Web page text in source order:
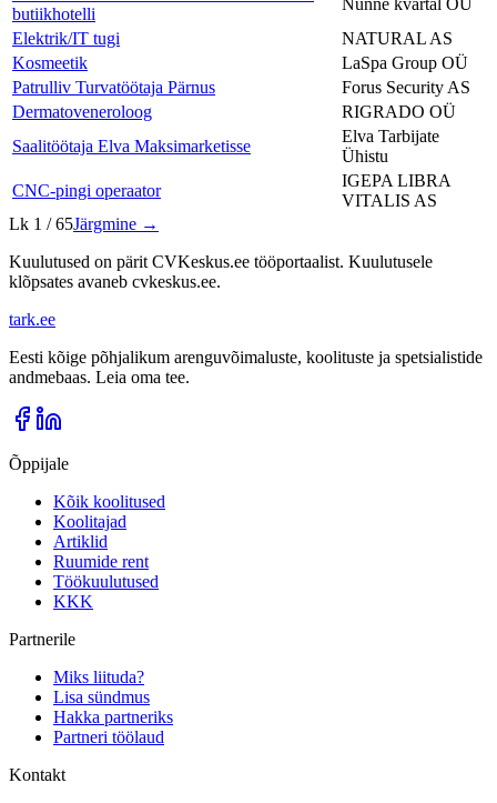
butiikhotelli
Elektrik/IT tugi
NATURAL AS
Kosmeetik
LaSpa Group OÜ
Patrulliv Turvatöötaja Pärnus
Forus Security AS
Dermatoveneroloog
RIGRADO OÜ
Saalitöötaja Elva Maksimarketisse
Elva Tarbijate
Ühistu
CNC-pingi operaator
IGEPA LIBRA
VITALIS AS
Lk 1 /65Järgmine →
Kuulutused on pärit CVKeskus.ee tööportaalist. Kuulutusele
klõpsates avaneb cvkeskus.ee.
tark.ee
Eesti kõige põhjalikum arenguvõimaluste, koolituste ja spetsialistide
andmebaas. Leia oma tee.
Õppijale
Kõik koolitused
Koolitajad
Artiklid
Ruumide rent
Töökuulutused
KKK
Partnerile
Miks liituda?
Lisa sündmus
Hakka partneriks
Partneri töölaud
Kontakt